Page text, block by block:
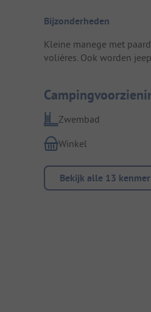
Bijzonderheden
Kleine manege met
volières. Ook worden
Zwembad
Winkel
Bekijk alle 13